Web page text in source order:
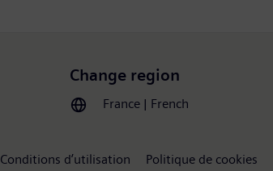
Change region
France | French
Conditions d’utilisation Politique de cookies